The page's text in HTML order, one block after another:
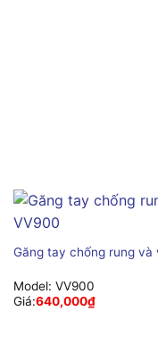
Găng tay chống rung và
Model: VV900
Giá:640,000₫